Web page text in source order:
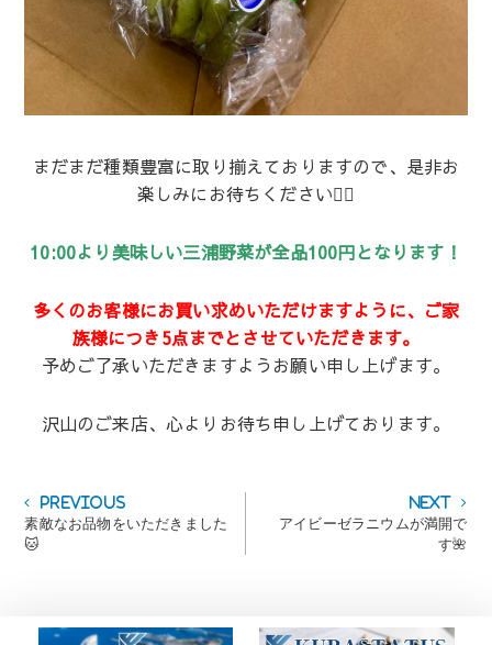
まだまだ種類豊富に取り揃えておりますので、是非お
楽しみにお待ちください💁‍♀️
10:00より美味しい三浦野菜が全品100円となります！
多くのお客様にお買い求めいただけますように、ご家
族様につき5点までとさせていただきます。
予めご了承いただきますようお願い申し上げます。
沢山のご来店、心よりお待ち申し上げております。
投
稿
ナ
PreviousPrevious
post:
素敵なお品物をいただきました
🐱
Next
post:
アイビーゼラニウムが満開で
す🌺